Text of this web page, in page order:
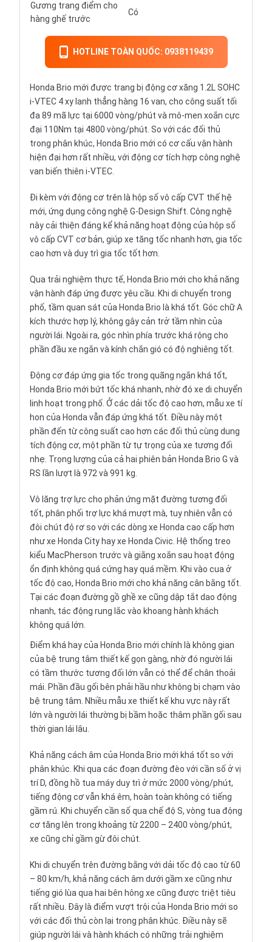
Gương trang điểm cho
hàng ghế trước
Có
HOTLINE TOÀN QUỐC: 0938119439
Honda Brio mới được trang bị động cơ xăng 1.2L SOHC
i-VTEC 4 xy lanh thẳng hàng 16 van, cho công suất tối
đa 89 mã lực tại 6000 vòng/phút và mô-men xoắn cực
đại 110Nm tại 4800 vòng/phút. So với các đối thủ
trong phân khúc, Honda Brio mới có cơ cấu vận hành
hiện đại hơn rất nhiều, với động cơ tích hợp công nghệ
van biến thiên i-VTEC.
Đi kèm với động cơ trên là hộp số vô cấp CVT thế hệ
mới, ứng dụng công nghệ G-Design Shift. Công nghệ
này cải thiện đáng kể khả năng hoạt động của hộp số
vô cấp CVT cơ bản, giúp xe tăng tốc nhanh hơn, gia tốc
cao hơn và duy trì gia tốc tốt hơn.
Qua trải nghiệm thực tế, Honda Brio mới cho khả năng
vận hành đáp ứng được yêu cầu. Khi di chuyển trong
phố, tầm quan sát của Honda Brio là khá tốt. Góc chữ A
kích thước hợp lý, không gây cản trở tầm nhìn của
người lái. Ngoài ra, góc nhìn phía trước khá rộng cho
phần đầu xe ngắn và kính chắn gió có độ nghiêng tốt.
Động cơ đáp ứng gia tốc trong quãng ngắn khá tốt,
Honda Brio mới bứt tốc khá nhanh, nhờ đó xe di chuyển
linh hoạt trong phố. Ở các dải tốc độ cao hơn, mẫu xe tí
hon của Honda vẫn đáp ứng khá tốt. Điều này một
phần đến từ công suất cao hơn các đối thủ cùng dung
tích động cơ, một phần từ tự trọng của xe tương đối
nhẹ. Trọng lượng của cả hai phiên bản Honda Brio G và
RS lần lượt là 972 và 991 kg.
Vô lăng trợ lực cho phản ứng mặt đường tương đối
tốt, phân phối trợ lực khá mượt mà, tuy nhiên vẫn có
đôi chút độ rơ so với các dòng xe Honda cao cấp hơn
nhưxe Honda City hayxe Honda Civic. Hệ thống treo
kiểu MacPherson trước và giằng xoắn sau hoạt động
ổn định không quá cứng hay quá mềm. Khi vào cua ở
tốc độ cao, Honda Brio mới cho khả năng cân bằng tốt.
Tại các đoạn đường gồ ghề xe cũng dập tắt dao động
nhanh, tác động rung lắc vào khoang hành khách
không quá lớn.
Điểm khá hay của Honda Brio mới chính là không gian
của bệ trung tâm thiết kế gọn gàng, nhờ đó người lái
có tầm thước tương đối lớn vẫn có thể để chân thoải
mái. Phần đầu gối bên phải hầu như không bị chạm vào
bệ trung tâm. Nhiều mẫu xe thiết kế khu vực này rất
lớn và người lái thường bị bầm hoặc thâm phần gối sau
thời gian lái lâu.
Khả năng cách âm của Honda Brio mới khá tốt so với
phân khúc. Khi qua các đoạn đường đèo với cần số ở vị
trí D, đồng hồ tua máy duy trì ở mức 2000 vòng/phút,
tiếng động cơ vẫn khá êm, hoàn toàn không có tiếng
gầm rú. Khi chuyển cần số qua chế độ S, vòng tua động
cơ tăng lên trong khoảng từ 2200 – 2400 vòng/phút,
xe cũng chỉ gầm gừ đôi chút.
Khi di chuyển trên đường bằng với dải tốc độ cao từ 60
– 80 km/h, khả năng cách âm dưới gầm xe cũng như
tiếng gió lùa qua hai bên hông xe cũng được triệt tiêu
rất nhiều. Đây là điểm vượt trội của Honda Brio mới so
với các đối thủ còn lại trong phân khúc. Điều này sẽ
giúp người lái và hành khách có những trải nghiệm